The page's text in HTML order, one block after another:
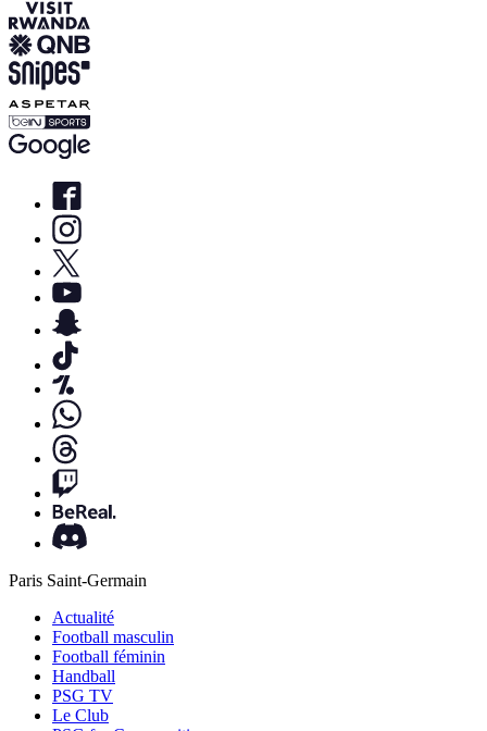
Paris Saint-Germain
Actualité
Football masculin
Football féminin
Handball
PSG TV
Le Club